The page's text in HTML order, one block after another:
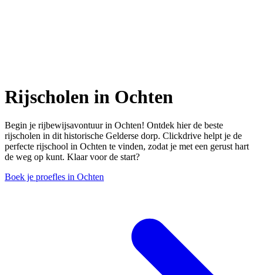
Rijscholen in Ochten
Begin je rijbewijsavontuur in Ochten! Ontdek hier de beste
rijscholen in dit historische Gelderse dorp. Clickdrive helpt je de
perfecte rijschool in Ochten te vinden, zodat je met een gerust hart
de weg op kunt. Klaar voor de start?
Boek je proefles in Ochten